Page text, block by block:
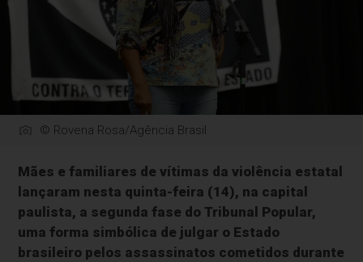
© Rovena Rosa/Agência Brasil
Mães e familiares de vítimas da violência estatal
lançaram nesta quinta-feira (14), na capital
paulista, a segunda fase do Tribunal Popular,
uma forma simbólica de julgar o Estado
brasileiro pelos assassinatos cometidos durante